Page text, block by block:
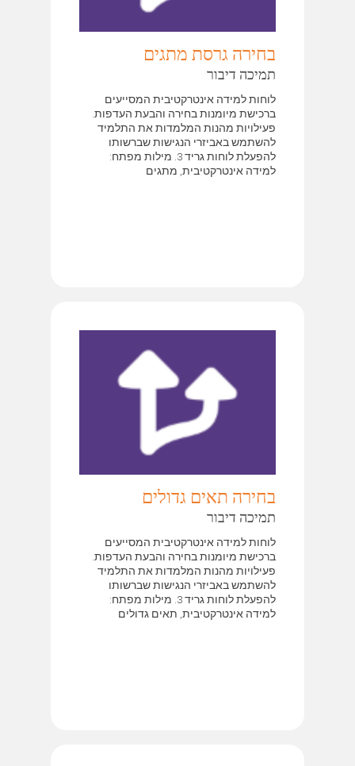
בחירה גרסת מתגים
תמיכה דיבור
לוחות למידה אינטרקטיבית המסייעים
ברכישת מיומנות בחירה והבעת העדפות.
פעילויות מהנות המלמדות את התלמיד
להשתמש באביזרי הנגישות שברשותו
להפעלת לוחות גריד 3. מילות מפתח:
למידה אינטרקטיבית, מתגים
בחירה תאים גדולים
תמיכה דיבור
לוחות למידה אינטרקטיבית המסייעים
ברכישת מיומנות בחירה והבעת העדפות.
פעילויות מהנות המלמדות את התלמיד
להשתמש באביזרי הנגישות שברשותו
להפעלת לוחות גריד 3. מילות מפתח:
למידה אינטרקטיבית, תאים גדולים